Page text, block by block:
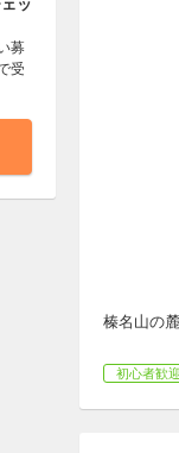
榛名山の
初心者歓迎
ッ
募
受